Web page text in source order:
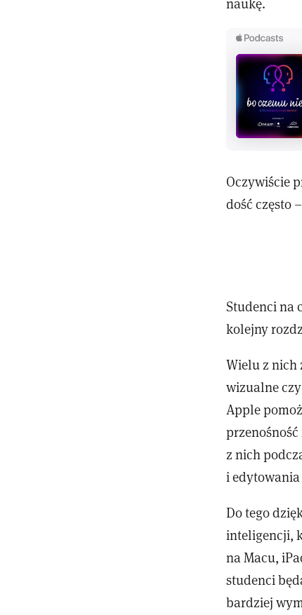
Oczywiście
dość często –
Studenci na
kolejny
Wielu z nich
wizualne
Apple
z nich
i
Do tego
inteligencji,
na Macu,
studenci
bardziej